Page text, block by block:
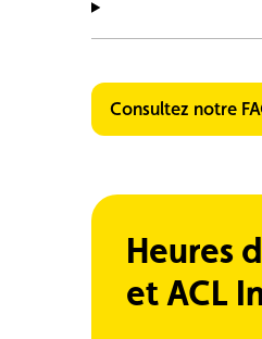
Consultez notre
Heures
et ACL